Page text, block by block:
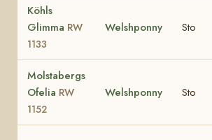
Köhls
Glimma RW
1133
Welshponny Sto
Molstabergs
Ofelia RW
1152
Welshponny Sto